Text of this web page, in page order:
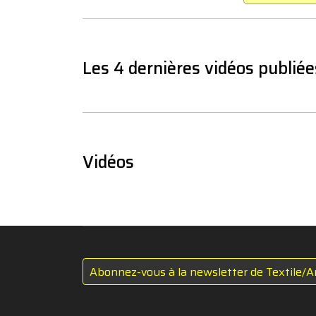
Les 4 dernières vidéos
Vidéos
Abonnez-vous à la newsletter de Textile/